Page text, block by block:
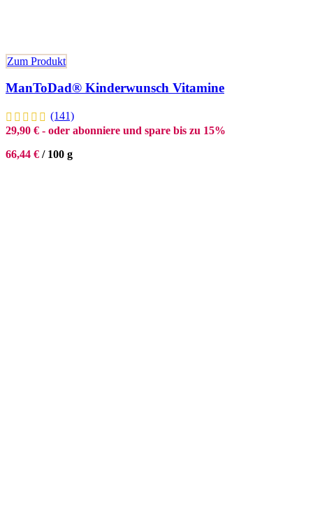
Zum Produkt
ManToDad® Kinderwunsch Vitamine
(141)
29,90 € - oder abonniere und spare bis zu 15%
66,44 € / 100 g